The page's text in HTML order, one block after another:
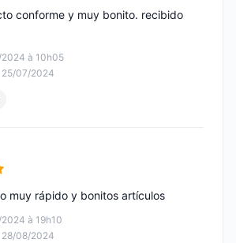
à 10h05
25/07/2024
conforme y muy bonito. recibido
à 19h10
28/08/2024
muy rápido y bonitos artículos